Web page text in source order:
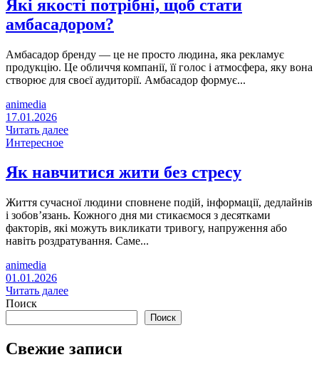
Які якості потрібні, щоб стати
амбасадором?
Амбасадор бренду — це не просто людина, яка рекламує
продукцію. Це обличчя компанії, її голос і атмосфера, яку вона
створює для своєї аудиторії. Амбасадор формує...
animedia
17.01.2026
Читать далее
Интересное
Як навчитися жити без стресу
Життя сучасної людини сповнене подій, інформації, дедлайнів
і зобов’язань. Кожного дня ми стикаємося з десятками
факторів, які можуть викликати тривогу, напруження або
навіть роздратування. Саме...
animedia
01.01.2026
Читать далее
Поиск
Поиск
Свежие записи